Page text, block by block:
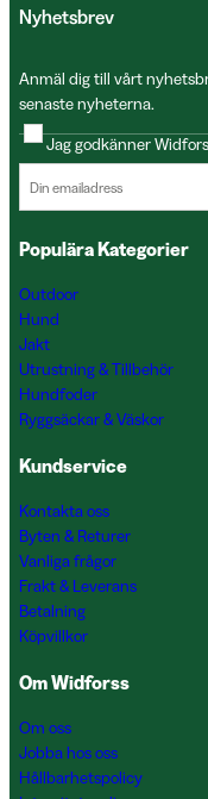
Nyhetsbrev
Anmäl dig till vårt
senaste nyheterna.
Jag godkänner
Populära Kategorier
Outdoor
Hund
Jakt
Utrustning & Tillbehör
Hundfoder
Ryggsäckar & Väskor
Kundservice
Kontakta oss
Byten & Returer
Vanliga frågor
Frakt & Leverans
Betalning
Köpvillkor
Om Widforss
Om oss
Jobba hos oss
Hållbarhetspolicy